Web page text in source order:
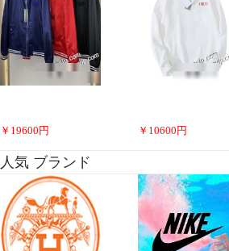
￥ 19600 円 ￥ 10600 円
人気 ブランド